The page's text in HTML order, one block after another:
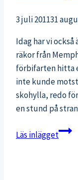
3 juli 201131
Idag har vi
räkor från
förbifarten hitta
inte kunde
skohylla, redo
en stund på
Läs inläggetMat